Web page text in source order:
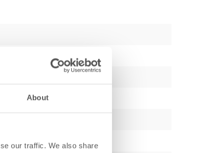
About
our traffic. We also share